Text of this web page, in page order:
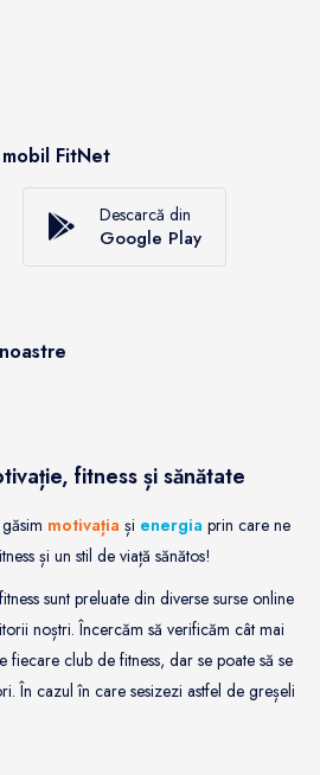
FitNet
Descarcă din
Google Play
fitness și sănătate
motivația și energia prin care ne
și un stil de viață sănătos!
sunt preluate din diverse surse online
noștri. Încercăm să verificăm cât mai
fiecare club de fitness, dar se poate să se
În cazul în care sesizezi astfel de greșeli